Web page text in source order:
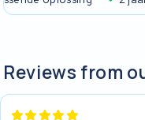
Reviews from